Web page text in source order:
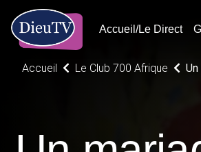
Accueil/Le Direct
Accueil Le Club 700 Afrique